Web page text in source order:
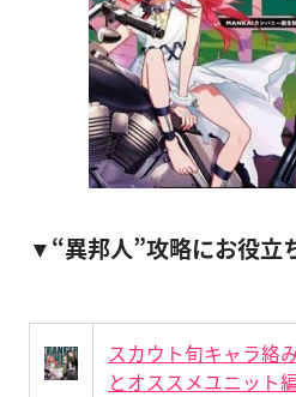
▼“異邦人”攻略にお役立
スカウト旬キャラ絡
とオススメユニット